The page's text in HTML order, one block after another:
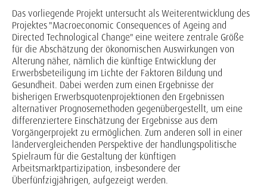
Das vorliegende Projekt untersucht als Weiterentwicklung des
Projektes "Macroeconomic Consequences of Ageing and
Directed Technological Change" eine weitere zentrale Größe
für die Abschätzung der ökonomischen Auswirkungen von
Alterung näher, nämlich die künftige Entwicklung der
Erwerbsbeteiligung im Lichte der Faktoren Bildung und
Gesundheit. Dabei werden zum einen Ergebnisse der
bisherigen Erwerbsquotenprojektionen den Ergebnissen
alternativer Prognosemethoden gegenübergestellt, um eine
differenziertere Einschätzung der Ergebnisse aus dem
Vorgängerprojekt zu ermöglichen. Zum anderen soll in einer
ländervergleichenden Perspektive der handlungspolitische
Spielraum für die Gestaltung der künftigen
Arbeitsmarktpartizipation, insbesondere der
Überfünfzigjährigen, aufgezeigt werden.